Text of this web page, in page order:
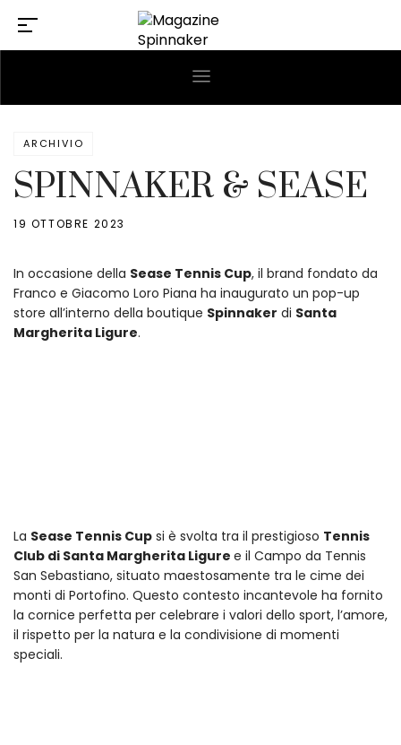
ARCHIVIO
SPINNAKER & SEASE
19 OTTOBRE 2023
In occasione della Sease Tennis Cup, il brand fondato da
Franco e Giacomo Loro Piana ha inaugurato un pop-up
store all’interno della boutique Spinnaker di Santa
Margherita Ligure.
La Sease Tennis Cup si è svolta tra il prestigioso Tennis
Club di Santa Margherita Ligure e il Campo da Tennis
San Sebastiano, situato maestosamente tra le cime dei
monti di Portofino. Questo contesto incantevole ha fornito
la cornice perfetta per celebrare i valori dello sport, l’amore,
il rispetto per la natura e la condivisione di momenti
speciali.